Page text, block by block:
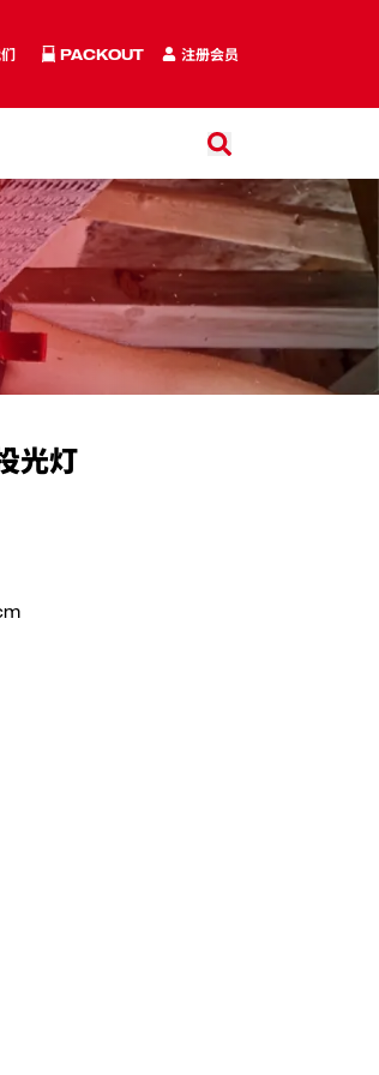
注册会员
PACKOUT
搜索
搜索
光灯